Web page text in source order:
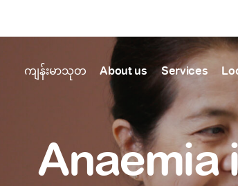
ကျန်းမာသုတ
Find Health
C D
N O
About us
to transforming healthcare
Services
your health and well-being
your health and well-being
Anaemia